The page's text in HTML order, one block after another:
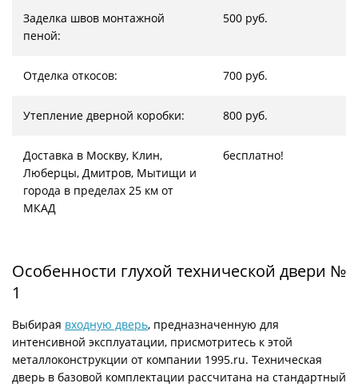
Заделка швов монтажной
пеной:
500 руб.
Отделка откосов: 700 руб.
Утепление дверной коробки: 800 руб.
Доставка в Москву, Клин,
Люберцы, Дмитров, Мытищи и
города в пределах 25 км от
МКАД
бесплатно!
Особенности глухой технической двери №
1
Выбирая входную дверь, предназначенную для
интенсивной эксплуатации, присмотритесь к этой
металлоконструкции от компании 1995.ru. Техническая
дверь в базовой комплектации рассчитана на стандартный